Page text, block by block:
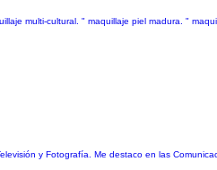
multi-cultural. " maquillaje piel madura. "
y Fotografía. Me destaco en las